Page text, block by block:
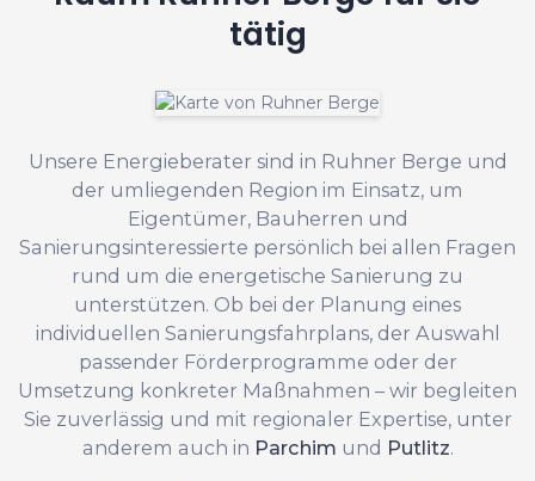
tätig
Unsere Energieberater sind in Ruhner Berge und
der umliegenden Region im Einsatz, um
Eigentümer, Bauherren und
Sanierungsinteressierte persönlich bei allen Fragen
rund um die energetische Sanierung zu
unterstützen. Ob bei der Planung eines
individuellen Sanierungsfahrplans, der Auswahl
passender Förderprogramme oder der
Umsetzung konkreter Maßnahmen – wir begleiten
Sie zuverlässig und mit regionaler Expertise, unter
anderem auch in Parchim und Putlitz.